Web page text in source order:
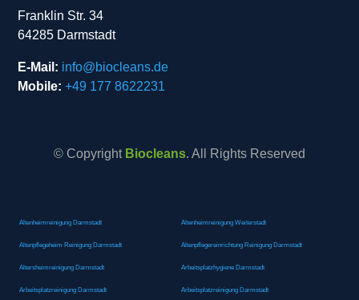
Franklin Str. 34
64285 Darmstadt
E-Mail: info@biocleans.de
Mobile: +49 177 8622231
© Copyright Biocleans. All Rights Reserved
Altenheimreinigung Darmstadt Altenheimreinigung Weiterstadt
Altenpflegeheim Reinigung Darmstadt Altenpflegereinrichtung Reinigung Darmstadt
Altersheimreinigung Darmstadt Arbeitsplatzhygiene Darmstadt
Arbeitsplatzreinigung Darmstadt Arbeitsplatzreinigung Darmstadt